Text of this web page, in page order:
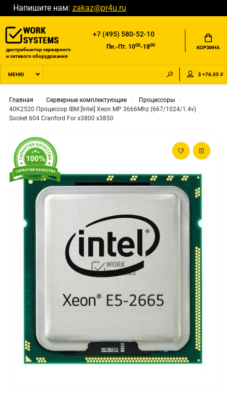
Напишите нам: zakaz@pr4u.ru
дистрибьютор серверного
и сетевого оборудования
+7 (495) 580-52-10
Пн.-Пт. 1000-1800 КОРЗИНА
МЕНЮ $ =76.05 ₽
Главная Серверные комплектующие
Процессоры
40K2520 Процессор IBM [Intel] Xeon MP 3666Mhz (667/1024/1.4v)
Socket 604 Cranford For x3800 x3850